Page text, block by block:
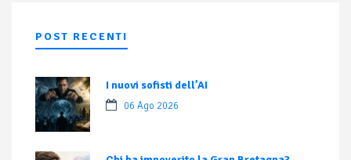
POST RECENTI
I nuovi sofisti dell’AI
06 Ago 2026